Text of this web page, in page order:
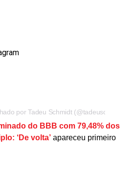
por Tadeu Schmidt (@tadeuschmidt)
do BBB com 79,48% dos
‘De volta’apareceu primeiro